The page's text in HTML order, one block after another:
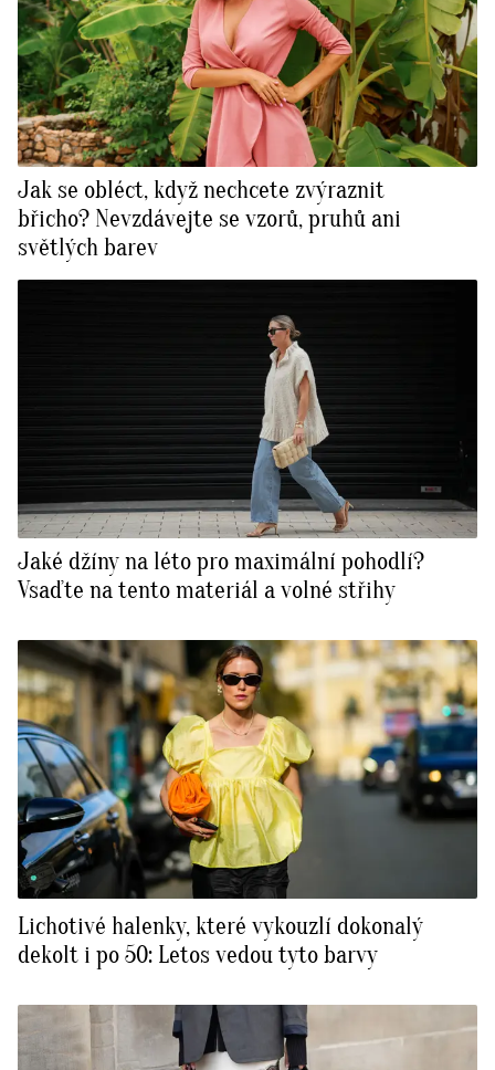
Jak se obléct, když nechcete zvýraznit
břicho? Nevzdávejte se vzorů, pruhů ani
světlých barev
Jaké džíny na léto pro maximální pohodlí?
Vsaďte na tento materiál a volné střihy
Lichotivé halenky, které vykouzlí dokonalý
dekolt i po 50: Letos vedou tyto barvy